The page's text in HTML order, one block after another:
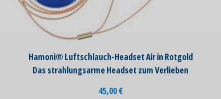
Hamoni® Luftschlauch-Headset Air in Rotgold
Das strahlungsarme Headset zum Verlieben
45,00€